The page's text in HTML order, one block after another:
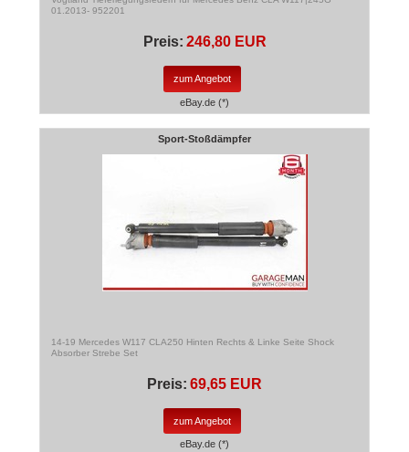
01.2013- 952201
Preis: 246,80 EUR
zum Angebot
eBay.de (*)
Sport-Stoßdämpfer
14-19 Mercedes W117 CLA250 Hinten Rechts & Linke Seite Shock
Absorber Strebe Set
Preis: 69,65 EUR
zum Angebot
eBay.de (*)